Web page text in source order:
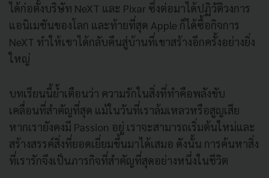
ได้ก่อตั้งบริษัท NeXT และ Pixar ซึ่งต่อมาได้ปฏิวัติวงการ
แอนิเมชันของโลก และท้ายที่สุด Apple ก็ได้ซื้อกิจการ
NeXT ทำให้เขาได้กลับคืนสู่บ้านที่เขาสร้างอีกครั้งอย่างยิ่ง
ใหญ่
บทเรียนนี้ย้ำเตือนว่า ความรักในสิ่งที่ทำคือพลังขับ
เคลื่อนที่สำคัญที่สุด แม้ในวันที่เราล้มเหลวหรือสูญเสีย
หากเรายังคงมี Passion อยู่ เราจะสามารถเริ่มต้นใหม่และ
สร้างสรรค์สิ่งที่ยอดเยี่ยมขึ้นมาได้เสมอ ดังนั้น การค้นหาสิ่ง
ที่เรารักจึงเป็นภารกิจที่สำคัญที่สุดอย่างหนึ่งในชีวิต